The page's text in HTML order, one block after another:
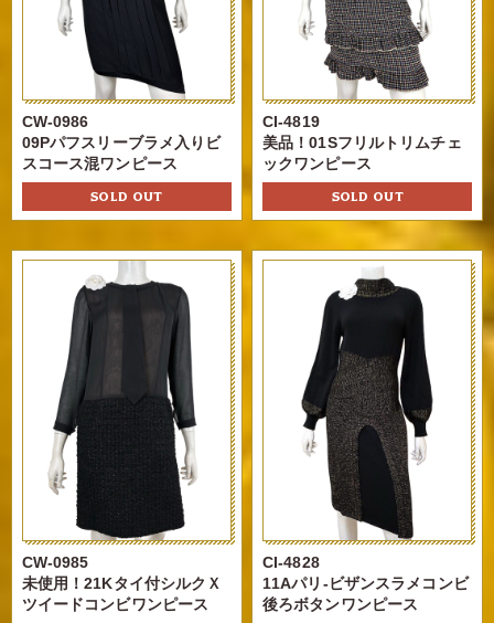
CW-0986
09Pパフスリーブラメ入りビ
スコース混ワンピース
SOLD OUT
CI-4819
美品！01Sフリルトリムチェ
ックワンピース
SOLD OUT
CW-0985
未使用！21Kタイ付シルクＸ
ツイードコンビワンピース
CI-4828
11Aパリ-ビザンスラメコンビ
後ろボタンワンピース